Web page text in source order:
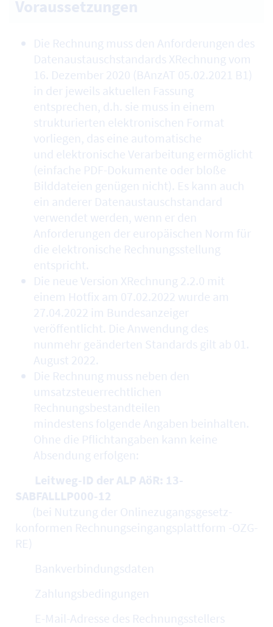
Die Rechnung muss den Anforderungen des
Datenaustauschstandards XRechnung vom
16. Dezember 2020 (BAnzAT 05.02.2021 B1)
in der jeweils aktuellen Fassung
entsprechen, d.h. sie muss in einem
strukturierten elektronischen Format
vorliegen, das eine automatische
und elektronische Verarbeitung ermöglicht
(einfache PDF-Dokumente oder bloße
Bilddateien genügen nicht). Es kann auch
ein anderer Datenaustauschstandard
verwendet werden, wenn er den
Anforderungen der europäischen Norm für
die elektronische Rechnungsstellung
entspricht.
Die neue Version XRechnung 2.2.0 mit
einem Hotfix am 07.02.2022 wurde am
27.04.2022 im Bundesanzeiger
veröffentlicht. Die Anwendung des
nunmehr geänderten Standards gilt ab 01.
August 2022.
Die Rechnung muss neben den
umsatzsteuerrechtlichen
Rechnungsbestandteilen
mindestens folgende Angaben beinhalten.
Ohne die Pflichtangaben kann keine
Absendung erfolgen:
Leitweg-ID der ALP AöR: 13-
SABFALLLP000-12
(bei Nutzung der Onlinezugangsgesetz-
konformen Rechnungseingangsplattform -OZG-
RE)
Bankverbindungsdaten
Zahlungsbedingungen
E-Mail-Adresse des Rechnungsstellers